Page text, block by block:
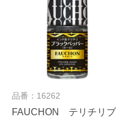
品番：16262
FAUCHON テリチリブ